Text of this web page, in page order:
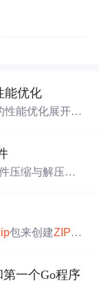
能优化
性能优化展开。
至20.93s，降低
压缩与解压缩
包来创建ZIP文
创建ZIP写
第一个Go程序